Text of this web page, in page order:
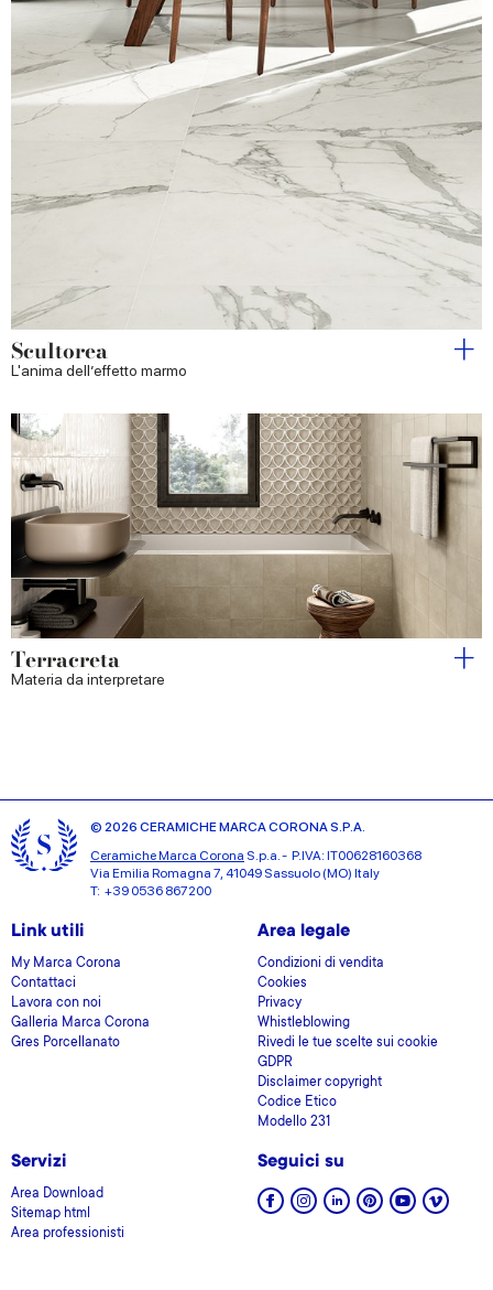
Scultorea
L'anima dell’effetto marmo
Terracreta
Materia da interpretare
© 2026 CERAMICHE MARCA CORONA S.P.A.
Ceramiche Marca Corona S.p.a. - P.IVA: IT00628160368
Via Emilia Romagna 7, 41049 Sassuolo (MO) Italy
T: +39 0536 867200
Link utili
My Marca Corona
Contattaci
Lavora con noi
Galleria Marca Corona
Gres Porcellanato
Area legale
Condizioni di vendita
Cookies
Privacy
Whistleblowing
Rivedi le tue scelte sui cookie
GDPR
Disclaimer copyright
Codice Etico
Modello 231
Servizi
Area Download
Sitemap html
Area professionisti
Seguici su